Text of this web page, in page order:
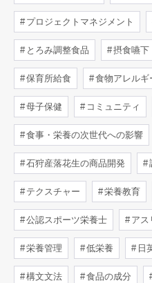
プロジェクトマネジメント
とろみ調整食品 摂食嚥下
保育所給食 食物アレルギ
母子保健 コミュニティ
食事・栄養の次世代への影響
石狩産落花生の商品開発
テクスチャー 栄養教育
公認スポーツ栄養士 アス
栄養管理 低栄養 日
構文文法 食品の成分